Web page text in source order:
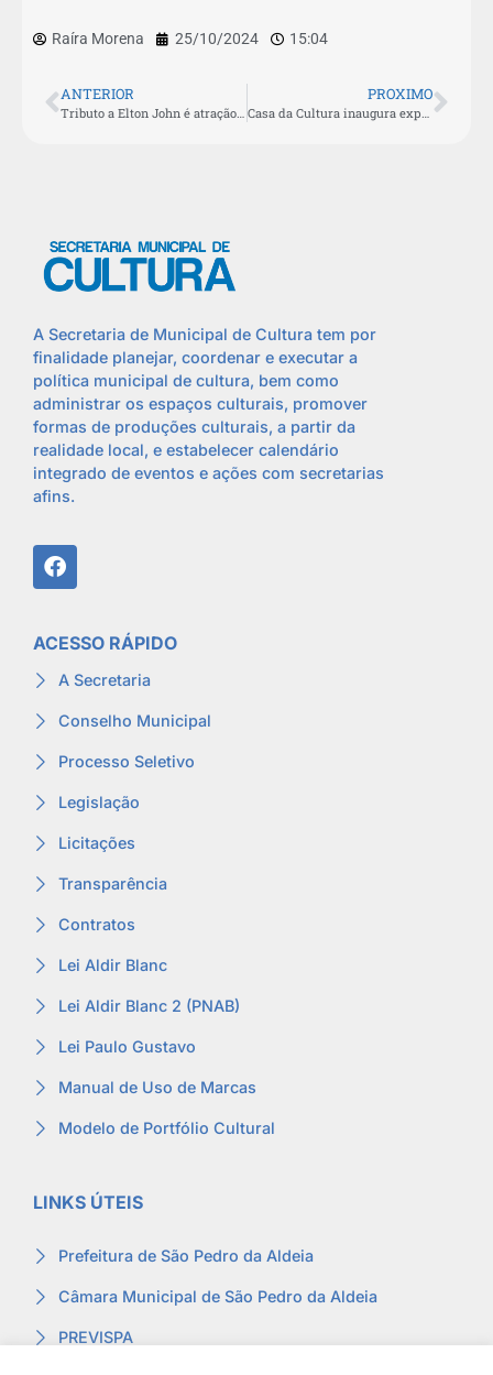
Raíra Morena 25/10/2024 15:04
ANTERIOR
Tributo a Elton John é atração no Teatro Municipal neste sábado (26)
PROXIMO
Casa da Cultura inaugura exposição de artes com reciclagem nesta terça-feira (29)
A Secretaria de Municipal de Cultura tem por
finalidade planejar, coordenar e executar a
política municipal de cultura, bem como
administrar os espaços culturais, promover
formas de produções culturais, a partir da
realidade local, e estabelecer calendário
integrado de eventos e ações com secretarias
afins.
ACESSO RÁPIDO
A Secretaria
Conselho Municipal
Processo Seletivo
Legislação
Licitações
Transparência
Contratos
Lei Aldir Blanc
Lei Aldir Blanc 2 (PNAB)
Lei Paulo Gustavo
Manual de Uso de Marcas
Modelo de Portfólio Cultural
LINKS ÚTEIS
Prefeitura de São Pedro da Aldeia
Câmara Municipal de São Pedro da Aldeia
PREVISPA